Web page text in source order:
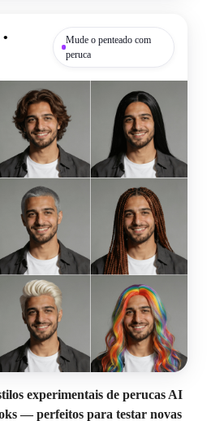
Mude o penteado com
peruca
experimentais de perucas AI
— perfeitos para testar novas